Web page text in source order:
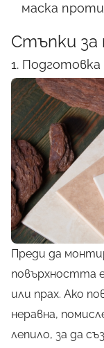
маска
Стъпки
1.
Преди да
повърхността
или прах. Ако
неравна,
лепило, за да